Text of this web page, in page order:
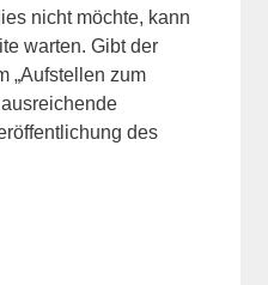
nicht möchte, kann
warten. Gibt der
„Aufstellen zum
des